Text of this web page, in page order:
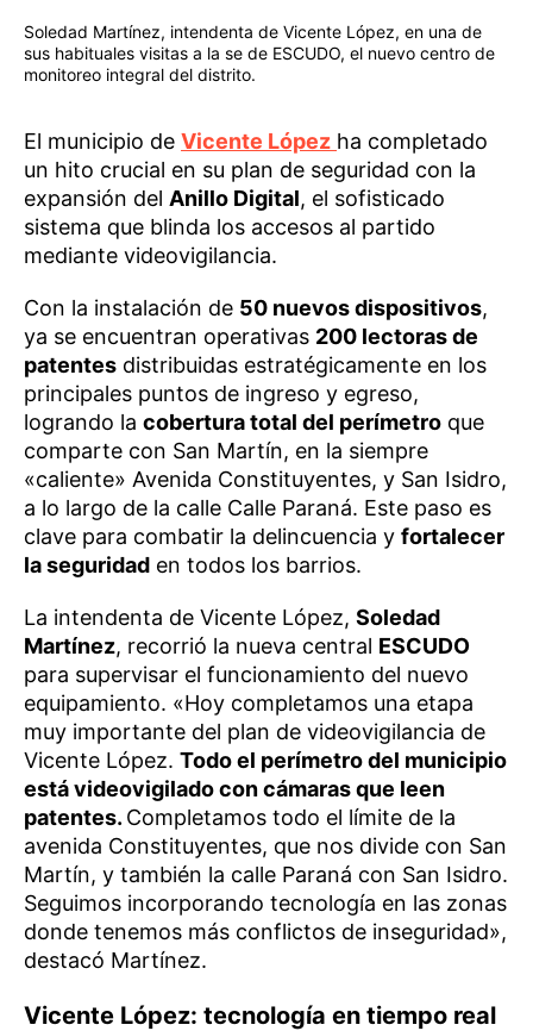
Soledad Martínez, intendenta de Vicente López, en una de
sus habituales visitas a la se de ESCUDO, el nuevo centro de
monitoreo integral del distrito.
El municipio de Vicente López ha completado
un hito crucial en su plan de seguridad con la
expansión del Anillo Digital, el sofisticado
sistema que blinda los accesos al partido
mediante videovigilancia.
Con la instalación de 50 nuevos dispositivos,
ya se encuentran operativas 200 lectoras de
patentes distribuidas estratégicamente en los
principales puntos de ingreso y egreso,
logrando la cobertura total del perímetro que
comparte con San Martín, en la siempre
«caliente» Avenida Constituyentes, y San Isidro,
a lo largo de la calle Calle Paraná. Este paso es
clave para combatir la delincuencia y fortalecer
la seguridad en todos los barrios.
La intendenta de Vicente López, Soledad
Martínez, recorrió la nueva central ESCUDO
para supervisar el funcionamiento del nuevo
equipamiento. «Hoy completamos una etapa
muy importante del plan de videovigilancia de
Vicente López. Todo el perímetro del municipio
está videovigilado con cámaras que leen
patentes. Completamos todo el límite de la
avenida Constituyentes, que nos divide con San
Martín, y también la calle Paraná con San Isidro.
Seguimos incorporando tecnología en las zonas
donde tenemos más conflictos de inseguridad»,
destacó Martínez.
Vicente López: tecnología en tiempo real